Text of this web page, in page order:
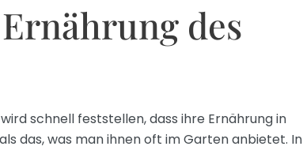
des
schnell feststellen, dass ihre Ernährung in
das, was man ihnen oft im Garten anbietet. In